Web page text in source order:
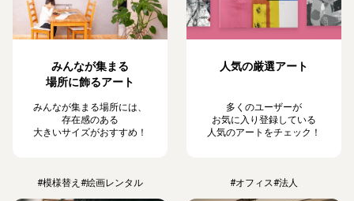
みんなが集まる
場所に飾るアート
みんなが集まる場所には、
存在感のある
大きいサイズがおすすめ！
人気の厳選アート
多くのユーザーが
お気に入り登録している
人気のアートをチェック！
#模様替え #絵画レンタル #オフィス#法人